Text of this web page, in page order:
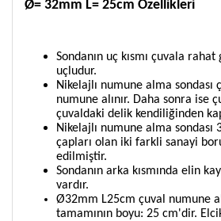
Ø= 32mm L= 25cm Özellikleri
Sondanın uç kısmı çuvala
uçludur.
Nikelajlı numune alma sondası
numune alınır. Daha sonra ise
çuvaldaki delik kendiliğinden
Nikelajlı numune alma sondası
çapları olan iki farkli sanayi
edilmiştir.
Sondanın arka kısmında elin
vardır.
Ø32mm L25cm çuval numune
tamamının boyu: 25 cm'dir.